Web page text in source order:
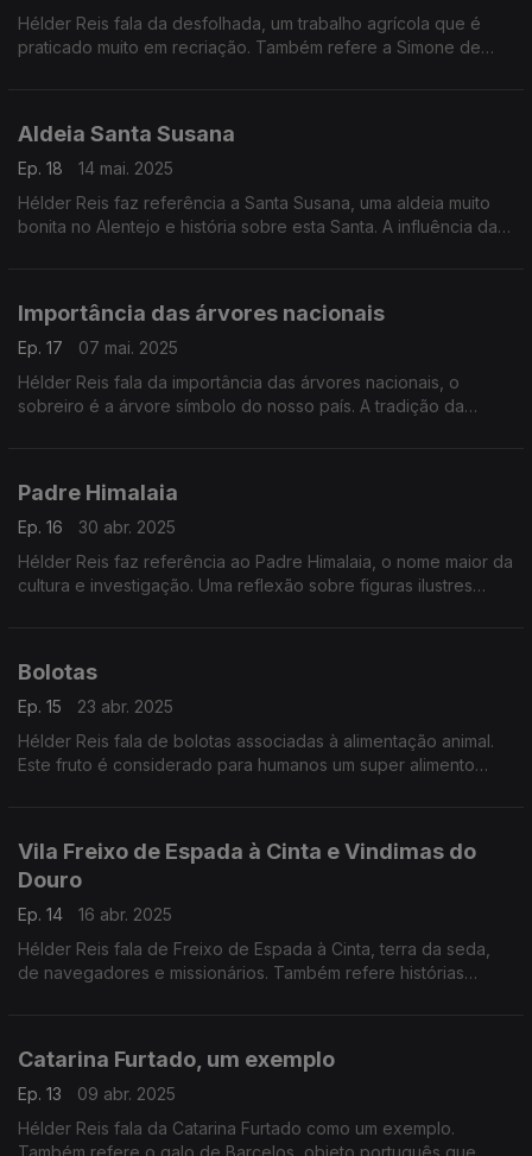
Hélder Reis fala da desfolhada, um trabalho agrícola que é
praticado muito em recriação. Também refere a Simone de
Aldeia Santa Susana
Ep. 18
14 mai. 2025
Hélder Reis faz referência a Santa Susana, uma aldeia muito
bonita no Alentejo e história sobre esta Santa. A influência da
Importância das árvores nacionais
Ep. 17
07 mai. 2025
Hélder Reis fala da importância das árvores nacionais, o
sobreiro é a árvore símbolo do nosso país. A tradição da
Padre Himalaia
Ep. 16
30 abr. 2025
Hélder Reis faz referência ao Padre Himalaia, o nome maior da
cultura e investigação. Uma reflexão sobre figuras ilustres
Bolotas
Ep. 15
23 abr. 2025
Hélder Reis fala de bolotas associadas à alimentação animal.
Este fruto é considerado para humanos um super alimento
Vila Freixo de Espada à Cinta e Vindimas do
Douro
Ep. 14
16 abr. 2025
Hélder Reis fala de Freixo de Espada à Cinta, terra da seda,
de navegadores e missionários. Também refere histórias
Catarina Furtado, um exemplo
Ep. 13
09 abr. 2025
Hélder Reis fala da Catarina Furtado como um exemplo.
Também refere o galo de Barcelos, objeto português que